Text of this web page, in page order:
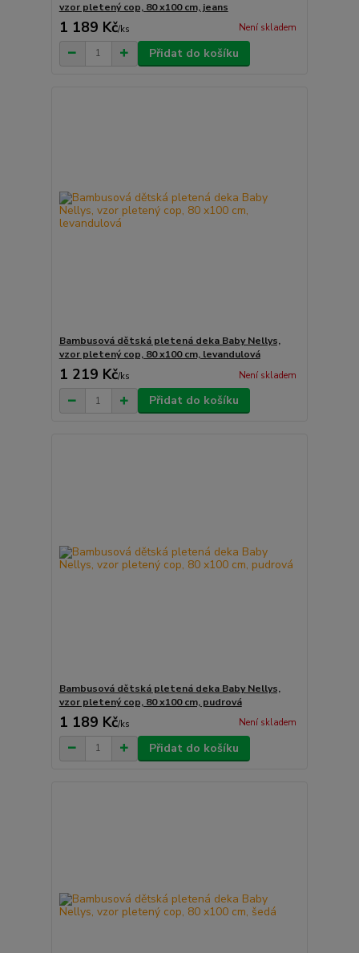
vzor pletený cop, 80 x100 cm, jeans
1 189 Kč/ks Není skladem
Přidat do košíku
Bambusová dětská pletená deka Baby Nellys,
vzor pletený cop, 80 x100 cm, levandulová
1 219 Kč/ks Není skladem
Přidat do košíku
Bambusová dětská pletená deka Baby Nellys,
vzor pletený cop, 80 x100 cm, pudrová
1 189 Kč/ks Není skladem
Přidat do košíku